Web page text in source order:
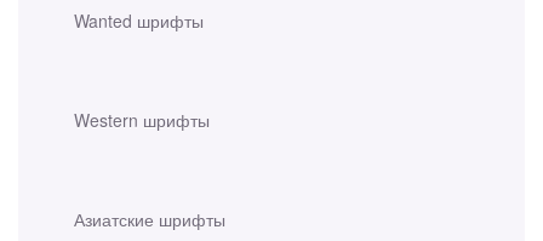
Wanted шрифты
Western шрифты
Азиатские шрифты